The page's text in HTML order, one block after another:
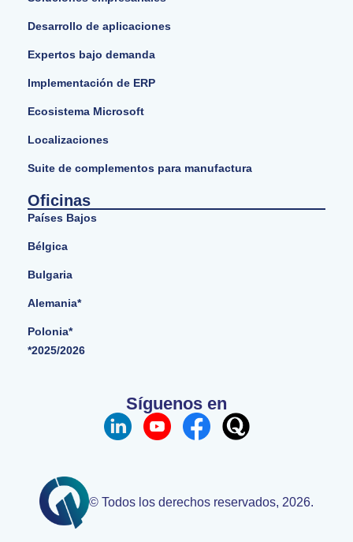
Desarrollo de aplicaciones
Expertos bajo demanda
Implementación de ERP
Ecosistema Microsoft
Localizaciones
Suite de complementos para manufactura
Oficinas
Países Bajos
Bélgica
Bulgaria
Alemania*
Polonia*
*2025/2026
Síguenos en
© Todos los derechos reservados, 2026.